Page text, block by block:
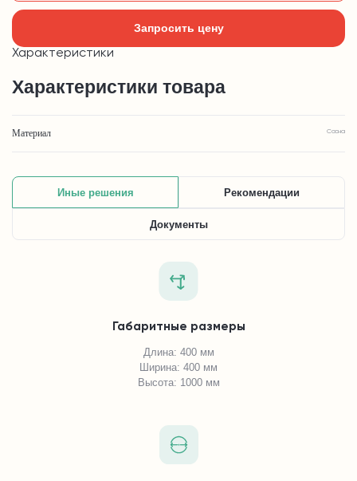
Запросить цену
Характеристики
Характеристики товара
Материал Сосна
Иные решения Рекомендации
Документы
Габаритные размеры
Длина: 400 мм
Ширина: 400 мм
Высота: 1000 мм